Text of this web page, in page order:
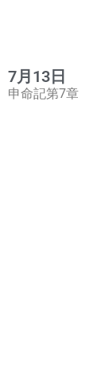
7月13日
申命記第7章